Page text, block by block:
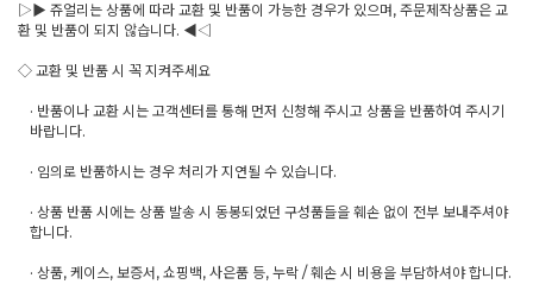
▷▶ 쥬얼리는 상품에 따라 교환 및 반품이 가능한 경우가 있으며, 주문제작상품은 교
환 및 반품이 되지 않습니다. ◀◁
◇ 교환 및 반품 시 꼭 지켜주세요
· 반품이나 교환 시는 고객센터를 통해 먼저 신청해 주시고 상품을 반품하여 주시기
바랍니다.
· 임의로 반품하시는 경우 처리가 지연될 수 있습니다.
· 상품 반품 시에는 상품 발송 시 동봉되었던 구성품들을 훼손 없이 전부 보내주셔야
합니다.
· 상품, 케이스, 보증서, 쇼핑백, 사은품 등, 누락 / 훼손 시 비용을 부담하셔야 합니다.